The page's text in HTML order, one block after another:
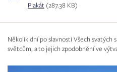
Plakát (287.38 KB)
Několik dní po slavnosti Všech
světcům, a to jejich zpodobnění ve